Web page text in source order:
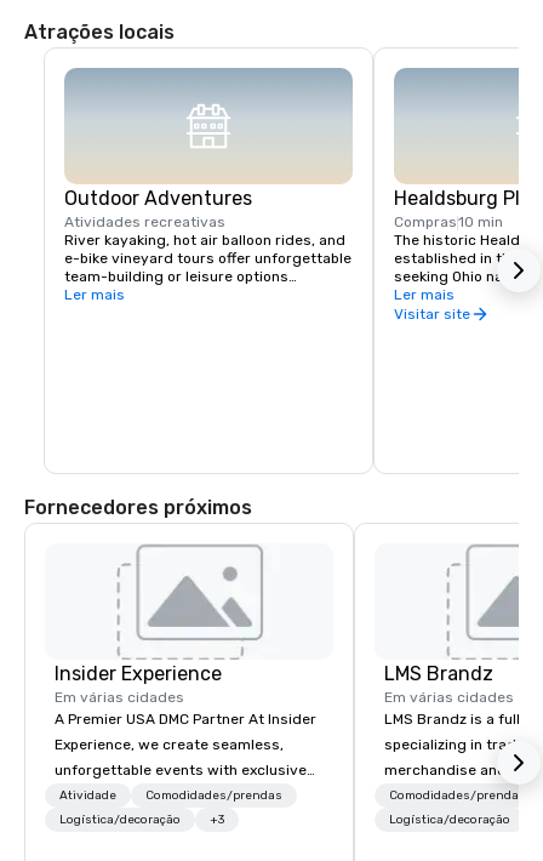
Atrações locais
Outdoor Adventures
Atividades recreativas
River kayaking, hot air balloon rides, and
e-bike vineyard tours offer unforgettable
team-building or leisure options
Ler mais
Healdsburg
Compras10 min
The historic
established in the
seeking Ohio native
vital touchpoint for
immense
Ler mais
Visitar site
Fornecedores próximos
Insider Experience
Em várias cidades
A Premier USA DMC Partner At Insider
Experience, we create seamless,
unforgettable events with exclusive
access to premium venues, world-
class entertainment, and VIP sporting
Atividade
Comodidades/prendas
Logística/decoração
+3
LMS Brandz
Em várias cidades
LMS Brandz is a full-
specializing in trade
merchandise and
booth giveaways and
to executive gifting,
Comodidades/prendas
Logística/decoração